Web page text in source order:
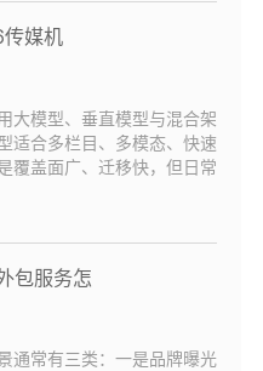
媒机
大模型、垂直模型与混合架
适合多栏目、多模态、快速
覆盖面广、迁移快，但日常
包服务怎
通常有三类：一是品牌曝光